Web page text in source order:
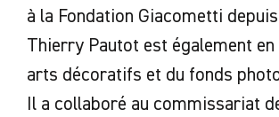
à la Fondation Giacometti
Thierry Pautot est également
arts décoratifs et du fonds
Il a collaboré au commissariat